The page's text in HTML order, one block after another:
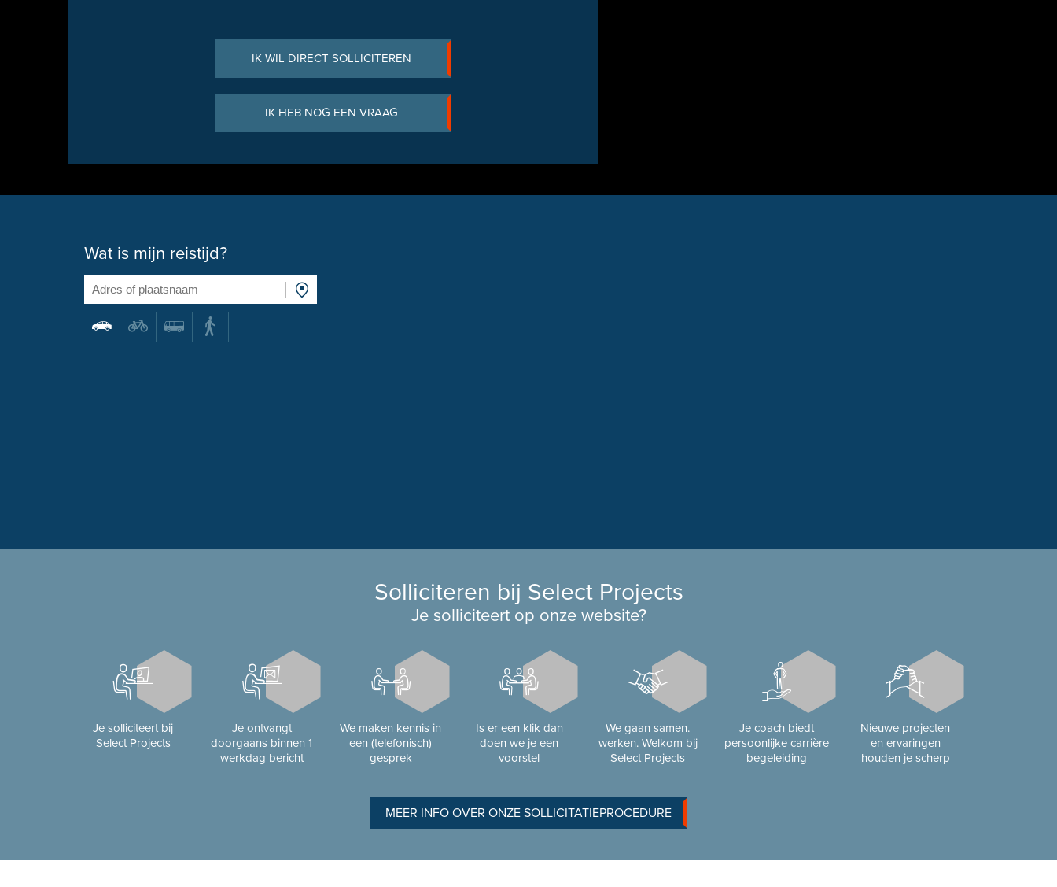
IK WIL DIRECT SOLLICITEREN
IK HEB NOG EEN VRAAG
Wat is mijn reistijd?
Solliciteren bij Select Projects
Je solliciteert op onze website?
Je solliciteert bij
Select Projects
Je ontvangt
doorgaans binnen 1
werkdag bericht
We maken kennis in
een (telefonisch)
gesprek
Is er een klik dan
doen we je een
voorstel
We gaan samen.
werken. Welkom bij
Select Projects
Je coach biedt
persoonlijke carrière
begeleiding
Nieuwe projecten
en ervaringen
houden je scherp
MEER INFO OVER ONZE SOLLICITATIEPROCEDURE